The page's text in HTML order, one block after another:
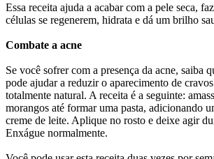
Essa receita ajuda a acabar com a pele seca,
células se regenerem, hidrata e dá um brilho
Combate a acne
Se você sofrer com a presença da acne, saiba
pode ajudar a reduzir o aparecimento de
totalmente natural. A receita é a seguinte:
morangos até formar uma pasta, adicionando
creme de leite. Aplique no rosto e deixe agir
Enxágue normalmente.